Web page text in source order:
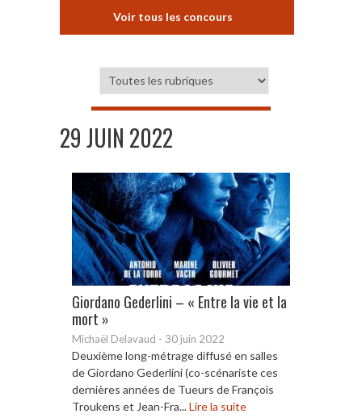
Voir tous les concours
29 JUIN 2022
Giordano Gederlini – « Entre la vie et la
mort »
Michaël Delavaud - 30 juin 2022
Deuxième long-métrage diffusé en salles
de Giordano Gederlini (co-scénariste ces
dernières années de Tueurs de François
Troukens et Jean-Fra...Lire la suite